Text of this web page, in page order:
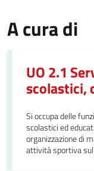
A cura di
UO 2.1
scolastici,
Si occupa delle
scolastici ed
organizzazione di
attività sportiva